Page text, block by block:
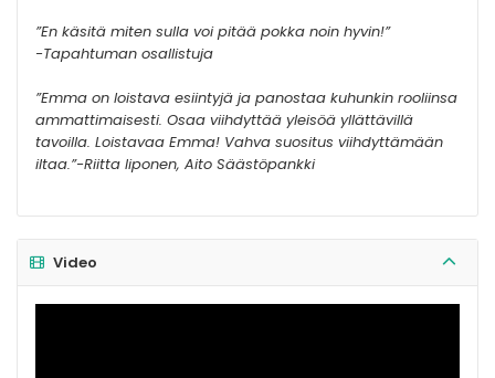
”En käsitä miten sulla voi pitää pokka noin hyvin!”
-Tapahtuman osallistuja
”Emma on loistava esiintyjä ja panostaa kuhunkin rooliinsa
ammattimaisesti. Osaa viihdyttää yleisöä yllättävillä
tavoilla. Loistavaa Emma! Vahva suositus viihdyttämään
iltaa.”-Riitta Iiponen, Aito Säästöpankki
Video